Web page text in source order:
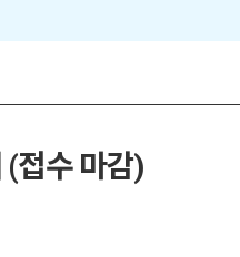
접수 마감)